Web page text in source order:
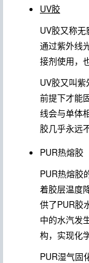
UV胶
UV胶又称
通过紫外线
接剂使用，
UV胶又叫
前提下才能
线会与单体
胶几乎永远
PUR热熔胶
PUR热熔胶
着胶层温度
供了PUR胶
中的水汽发
构，实现化
PUR湿气固